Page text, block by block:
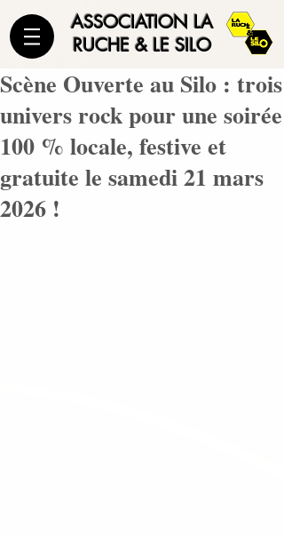
ASSOCIATION LA
RUCHE & LE SILO
Scène Ouverte au Silo : trois
univers rock pour une soirée
100 % locale, festive et
gratuite le samedi 21 mars
2026 !